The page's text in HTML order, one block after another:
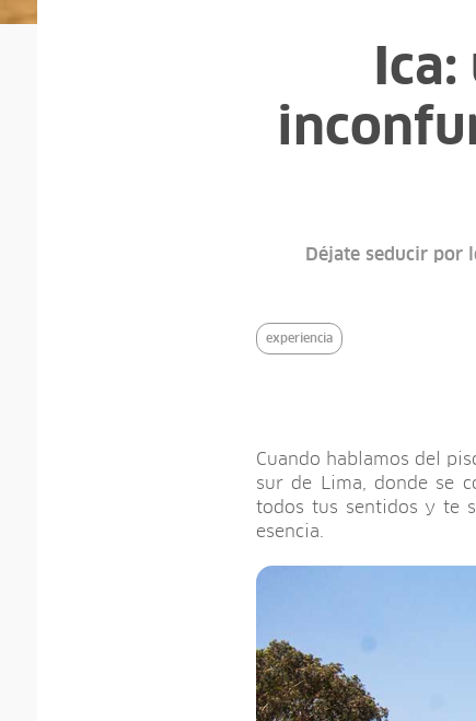
Déjate seducir por
experiencia
Cuando hablamos del
sur de Lima, donde se
todos tus sentidos y te
esencia.